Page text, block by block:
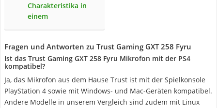
Charakteristika in
einem
Fragen und Antworten zu Trust Gaming GXT 258 Fyru
Ist das Trust Gaming GXT 258 Fyru Mikrofon mit der PS4
kompatibel?
Ja, das Mikrofon aus dem Hause Trust ist mit der Spielkonsole
PlayStation 4 sowie mit Windows- und Mac-Geräten kompatibel.
Andere Modelle in unserem Vergleich sind zudem mit Linux